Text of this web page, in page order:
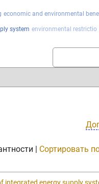
economic and environmental
system environmental restrictio
| Сортировать
integrated energy supply